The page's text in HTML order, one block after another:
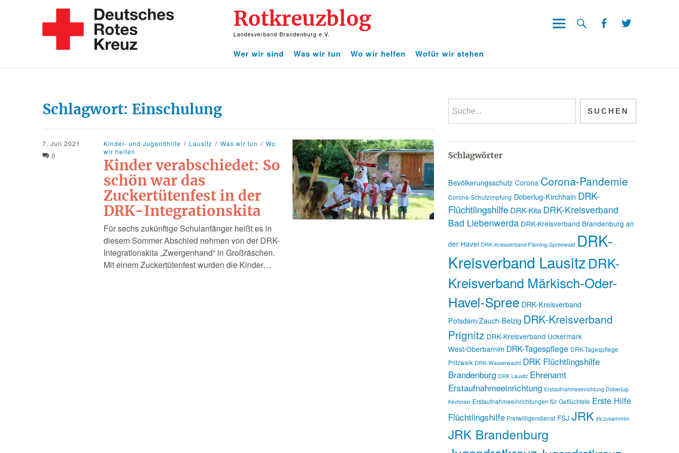
Rotkreuzblog
Landesverband Brandenburg e.V.
Wer wir sind
Was wir tun Wo wir helfen Wofür wir stehen
Schlagwort: Einschulung
7. Juli 2021
0
Kinder- und Jugendhilfe Lausitz Was wir tun
Wo
wir helfen
Kinder verabschiedet: So
schön war das
Zuckertütenfest in der
DRK-Integrationskita
Für sechs zukünftige Schulanfänger heißt es in
diesem Sommer Abschied nehmen von der DRK-
Integrationskita „Zwergenhand“ in Großräschen.
Mit einem Zuckertütenfest wurden die Kinder…
Schlagwörter
Bevölkerungsschutz Corona Corona-Pandemie
Corona-Schutzimpfung Doberlug-Kirchhain DRK-
Flüchtlingshilfe DRK-Kita DRK-Kreisverband
Bad Liebenwerda DRK-Kreisverband Brandenburg an
der Havel DRK-Kreisverband Fläming-Spreewald DRK-
Kreisverband LausitzDRK-
Kreisverband Märkisch-Oder-
Havel-Spree DRK-Kreisverband
Potsdam/Zauch-Belzig DRK-Kreisverband
Prignitz DRK-Kreisverband Uckermark
West/Oberbarnim DRK-Tagespflege DRK-Tagespflege
Pritzwalk DRK-Wasserwacht DRK Flüchtlingshilfe
Brandenburg DRK Lausitz Ehrenamt
Erstaufnahmeeinrichtung Erstaufnahmeeinrichtung Doberlug-
Kirchhain Erstaufnahmeeinrichtungen für Geflüchtete Erste Hilfe
Flüchtlingshilfe Freiwilligendienst FSJ JRK jrk:zusammen
JRK Brandenburg